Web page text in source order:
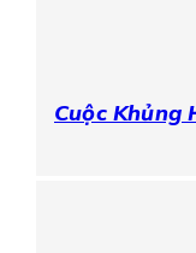
Cuộc Khủng